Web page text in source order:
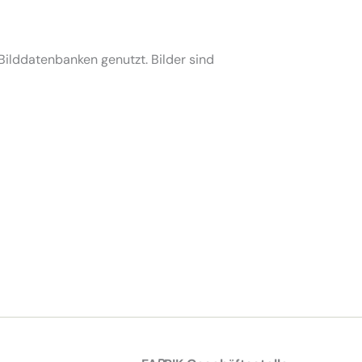
genutzt. Bilder sind